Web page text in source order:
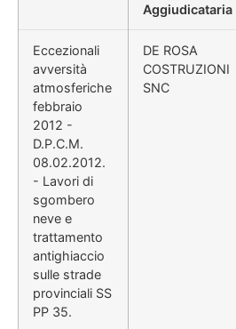
Aggiudicataria
Eccezionali
avversità
atmosferiche
febbraio
2012 -
D.P.C.M.
08.02.2012.
- Lavori di
sgombero
neve e
trattamento
antighiaccio
sulle strade
provinciali SS
PP 35.
DE ROSA
COSTRUZIONI
SNC